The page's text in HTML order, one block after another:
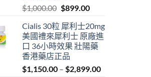
$1,000.00 Original
was:
$1,000.00.
$899.00Current
is:
$899.00.
Cialis 30粒 犀利士20mg
美國禮來犀利士 原廠進
口 36小時效果 壯陽藥
香港藥店正品
$1,150.00 – $2,899.00Price